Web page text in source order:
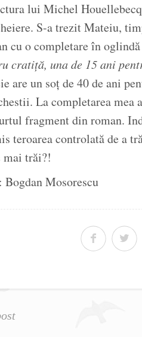
lui Michel
S-a trezit Mateiu,
cu o completare în
cratiță, una de 15 ani
are un soț de 40 de ani
La completarea mea
fragment din roman.
teroarea controlată de a
mai trăi?!
Bogdan Mosorescu